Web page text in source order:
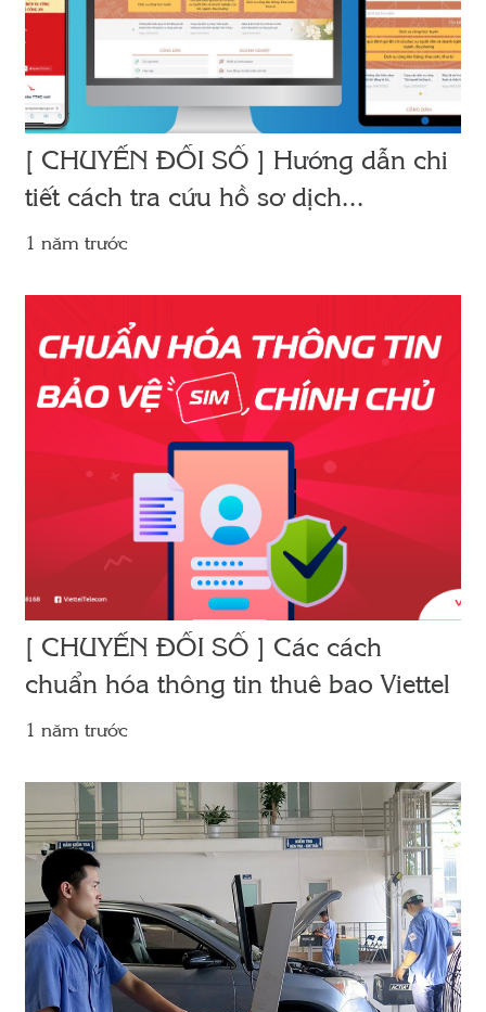
[ CHUYỂN ĐỔI SỐ ] Hướng dẫn chi
tiết cách tra cứu hồ sơ dịch...
1 năm trước
[ CHUYỂN ĐỔI SỐ ] Các cách
chuẩn hóa thông tin thuê bao Viettel
1 năm trước